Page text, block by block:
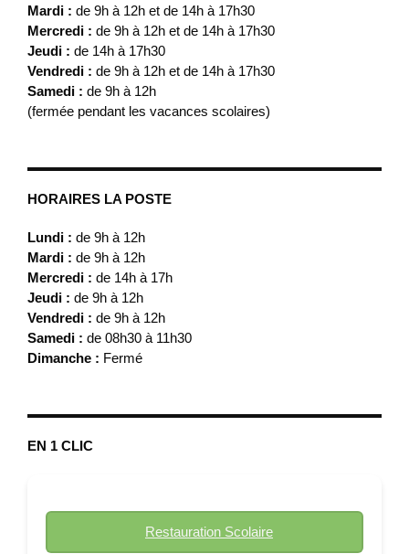
Mardi : de 9h à 12h et de 14h à 17h30
Mercredi : de 9h à 12h et de 14h à 17h30
Jeudi : de 14h à 17h30
Vendredi : de 9h à 12h et de 14h à 17h30
Samedi : de 9h à 12h
(fermée pendant les vacances scolaires)
HORAIRES LA POSTE
Lundi : de 9h à 12h
Mardi : de 9h à 12h
Mercredi : de 14h à 17h
Jeudi : de 9h à 12h
Vendredi : de 9h à 12h
Samedi : de 08h30 à 11h30
Dimanche : Fermé
EN 1 CLIC
Restauration Scolaire